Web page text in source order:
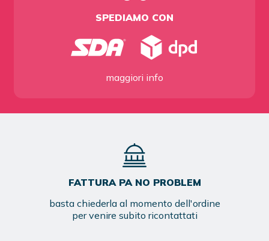
SPEDIAMO CON
maggiori info
FATTURA PA NO PROBLEM
basta chiederla al momento dell'ordine
per venire subito ricontattati